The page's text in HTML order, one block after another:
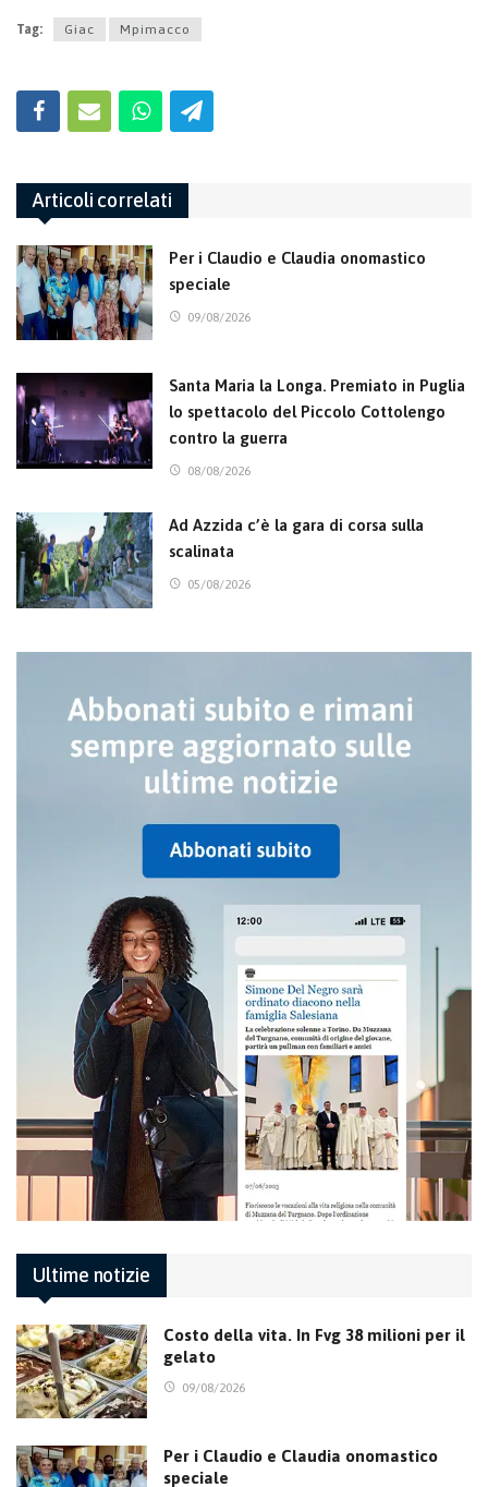
Tag: Giac Mpimacco
Articoli correlati
Per i Claudio e Claudia onomastico
speciale
09/08/2026
Santa Maria la Longa. Premiato in Puglia
lo spettacolo del Piccolo Cottolengo
contro la guerra
08/08/2026
Ad Azzida c’è la gara di corsa sulla
scalinata
05/08/2026
Ultime notizie
Costo della vita. In Fvg 38 milioni per il
gelato
09/08/2026
Per i Claudio e Claudia onomastico
speciale